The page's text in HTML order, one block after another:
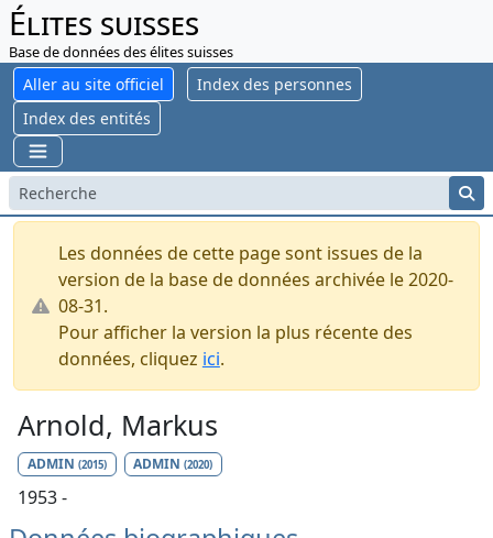
Élites suisses
Base de données des élites suisses
Aller au site officiel
Index des personnes
Index des entités
Les données de cette page sont issues de la
version de la base de données archivée le 2020-
08-31.
Pour afficher la version la plus récente des
données, cliquez ici.
Arnold, Markus
ADMIN (2015) ADMIN(2020)
1953 -